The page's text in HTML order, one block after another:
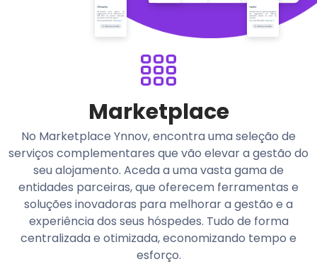
Marketplace
No Marketplace Ynnov, encontra uma seleção de
serviços complementares que vão elevar a gestão do
seu alojamento. Aceda a uma vasta gama de
entidades parceiras, que oferecem ferramentas e
soluções inovadoras para melhorar a gestão e a
experiência dos seus hóspedes. Tudo de forma
centralizada e otimizada, economizando tempo e
esforço.